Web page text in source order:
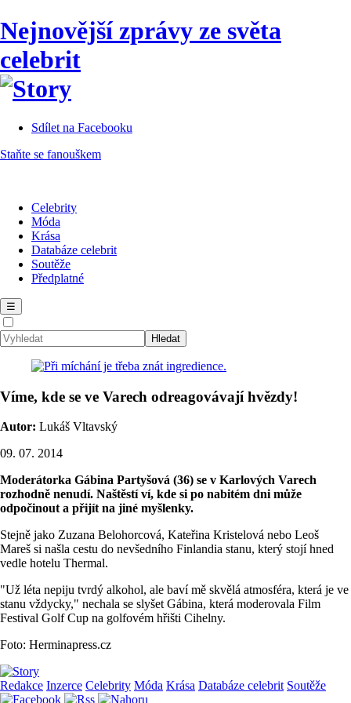
Nejnovější zprávy ze světa
celebrit
Sdílet na Facebooku
Staňte se fanouškem
Celebrity
Móda
Krása
Databáze celebrit
Soutěže
Předplatné
☰
Víme, kde se ve Varech odreagovávají hvězdy!
Autor: Lukáš Vltavský
09. 07. 2014
Moderátorka Gábina Partyšová (36) se v Karlových Varech
rozhodně nenudí. Naštěstí ví, kde si po nabitém dni může
odpočinout a přijít na jiné myšlenky.
Stejně jako Zuzana Belohorcová, Kateřina Kristelová nebo Leoš
Mareš si našla cestu do nevšedního Finlandia stanu, který stojí hned
vedle hotelu Thermal.
"Už léta nepiju tvrdý alkohol, ale baví mě skvělá atmosféra, která je ve
stanu vždycky," nechala se slyšet Gábina, která moderovala Film
Festival Golf Cup na golfovém hřišti Cihelny.
Foto: Herminapress.cz
Redakce Inzerce Celebrity Móda Krása Databáze celebrit Soutěže